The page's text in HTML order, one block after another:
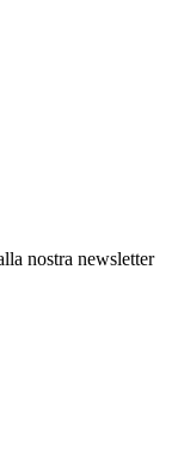
nostra newsletter